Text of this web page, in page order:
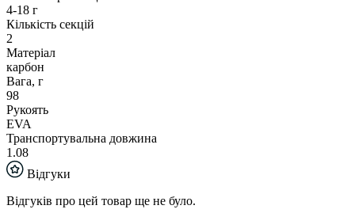
4-18 г
Кількість секцій
2
Матеріал
карбон
Вага, г
98
Рукоять
EVA
Транспортувальна довжина
1.08
Відгуки
Відгуків про цей товар ще не було.